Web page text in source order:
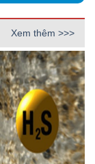
Xem thêm >>>